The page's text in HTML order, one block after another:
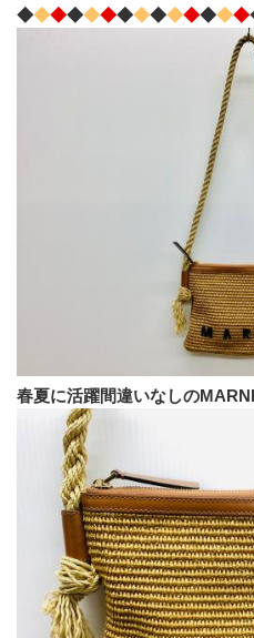
◆◆◆◆◆◆◆◆◆◆◆◆◆◆
春夏に活躍間違いなしの